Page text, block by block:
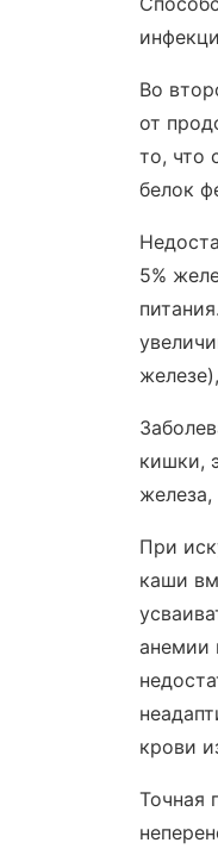
Во
от
то, что
белок
5%
кишки,
При
каши
анемии
крови
Точная